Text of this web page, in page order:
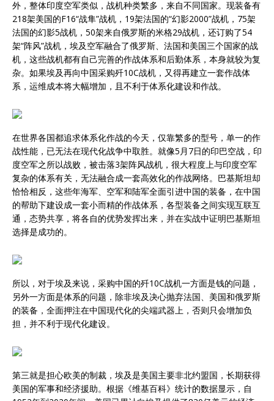
外，整体印度空军类似，战机种类繁多，来自不同国家。现装备有
218架美国的F16“战隼”战机，19架法国的“幻影2000”战机，75架
法国的幻影5战机，50架来自俄罗斯的米格29战机，还订购了54
架“阵风”战机，埃及空军融合了俄罗斯、法国和美国三个国家的战
机，这些战机都有自己完善的作战体系和后勤体系，本身就较为复
杂。如果埃及再向中国采购歼10C战机，又得再建立一套作战体
系，运维成本将大幅增加，且不利于体系化建设和作战。
在世界各国都追求体系化作战的今天，仅靠繁多的型号，单一的作
战性能，已无法在现代化战争中取胜。就像5月7日的印巴空战，印
度空军之所以战败，被击落3架阵风战机，很大程度上与印度空军
复杂的体系有关，无法融合成一套高效化的作战网络。巴基斯坦却
恰恰相反，这些年海军、空军和陆军全面引进中国的装备，在中国
的帮助下建设成一套小而精的作战体系，各型装备之间实现互联互
通，态势共享，将各自的优势发挥出来，并在实战中证明巴基斯坦
选择是成功的。
所以，对于埃及来说，采购中国的歼10C战机一方面是钱的问题，
另外一方面是体系的问题，除非埃及决心抛弃法国、美国和俄罗斯
的装备，全面押注在中国现代化的尖端武器上，否则只会增加负
担，并不利于现代化建设。
第三就是担心欧美的制裁，埃及是美国主要非北约盟国，长期获得
美国的军事和经济援助。根据《维基百科》统计的数据显示，自